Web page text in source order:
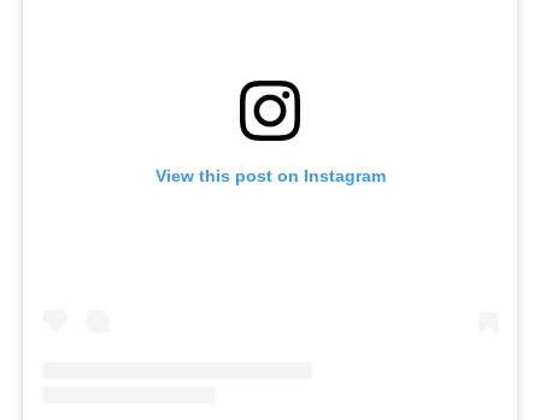
View this post on Instagram